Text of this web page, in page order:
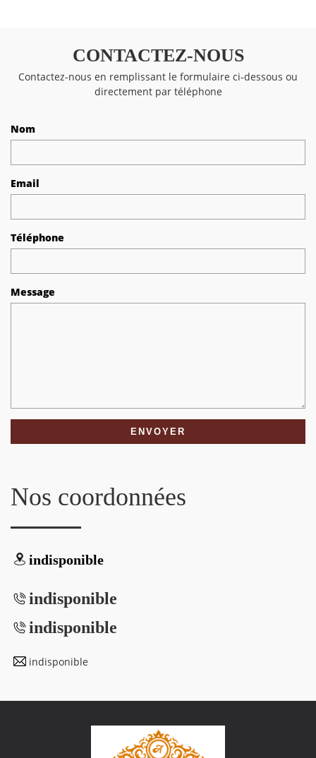
CONTACTEZ-NOUS
Contactez-nous en remplissant le formulaire ci-dessous ou
directement par téléphone
Nom
Email
Téléphone
Message
Nos coordonnées
indisponible
indisponible
indisponible
indisponible